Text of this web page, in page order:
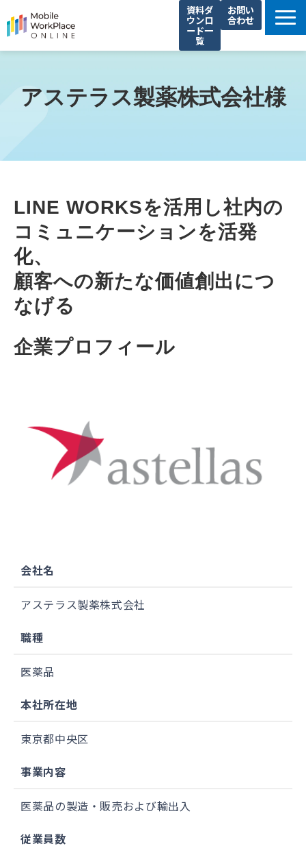
資料ダ
ウンロ
ード一
覧
お問い
合わせ
解決できる課題
コネクシオの強み
法人携帯お役立ち情報
運営会社
アステラス製薬株式会社様
LINE WORKSを活用し社内の
コミュニケーションを活発
化、
顧客への新たな価値創出につ
なげる
企業プロフィール
会社名
アステラス製薬株式会社
職種
医薬品
本社所在地
東京都中央区
事業内容
医薬品の製造・販売および輸出入
従業員数